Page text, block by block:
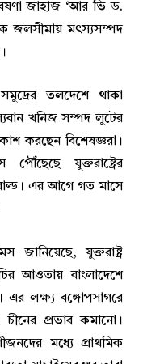
জাহাজ ‘আর ভি ড.
জলসীমায় মৎস্যসম্পদ
তলদেশে থাকা
খনিজ সম্পদ লুটের
করছেন বিশেষজ্ঞরা।
যুক্তরাষ্ট্রের
এর আগে গত মাসে
জানিয়েছে, যুক্তরাষ্ট্র
আওতায় বাংলাদেশে
এর লক্ষ্য বঙ্গোপসাগরে
প্রভাব কমানো।
মধ্যে প্রাথমিক